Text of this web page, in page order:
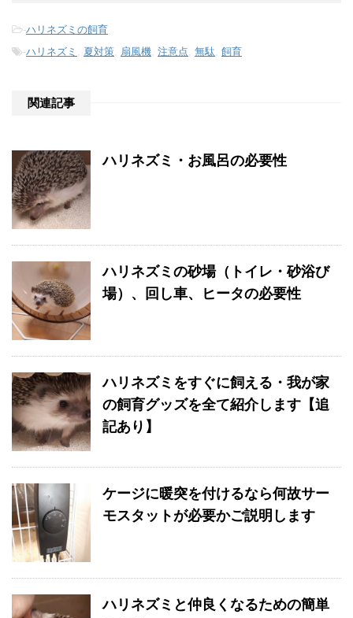
-ハリネズミの飼育
-ハリネズミ , 夏対策, 扇風機, 注意点, 無駄, 飼育
関連記事
ハリネズミ・お風呂の必要性
ハリネズミの砂場（トイレ・砂浴び
場）、回し車、ヒータの必要性
ハリネズミをすぐに飼える・我が家
の飼育グッズを全て紹介します【追
記あり】
ケージに暖突を付けるなら何故サー
モスタットが必要かご説明します
ハリネズミと仲良くなるための簡単